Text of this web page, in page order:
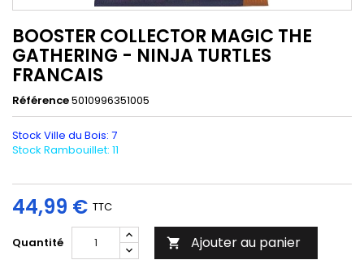
BOOSTER COLLECTOR MAGIC THE
GATHERING - NINJA TURTLES
FRANCAIS
Référence5010996351005
Stock Ville du Bois: 7
Stock Rambouillet: 11
44,99 € TTC
Quantité  Ajouter au panier